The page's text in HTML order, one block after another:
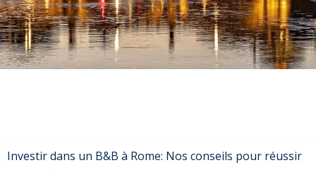
Investir dans un B&B à Rome: Nos conseils pour réussir